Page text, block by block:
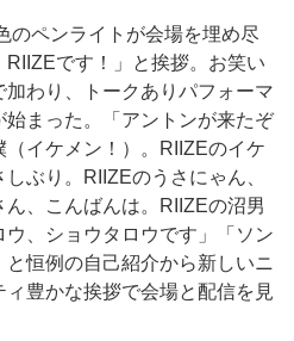
ペンライトが会場を埋め尽
RIIZEです！」と挨拶。お笑い
わり、トークありパフォーマ
まった。「アントンが来たぞ
（イケメン！）。RIIZEのイケ
ぶり。RIIZEのうさにゃん、
、こんばんは。RIIZEの沼男
、ショウタロウです」「ソン
恒例の自己紹介から新しいニ
豊かな挨拶で会場と配信を見